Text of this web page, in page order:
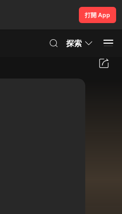
打開 App
探索